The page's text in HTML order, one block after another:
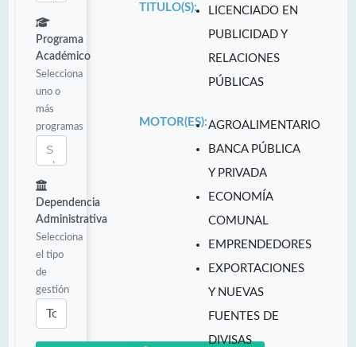
Programa
Académico
Selecciona
uno o
más
programas
Dependencia
Administrativa
Selecciona
el tipo
de
gestión
TITULO(S):
LICENCIADO EN
PUBLICIDAD Y
RELACIONES
PÚBLICAS
MOTOR(ES):AGROALIMENTARIO
BANCA PÚBLICA
Y PRIVADA
ECONOMÍA
COMUNAL
EMPRENDEDORES
EXPORTACIONES
Y NUEVAS
FUENTES DE
DIVISAS